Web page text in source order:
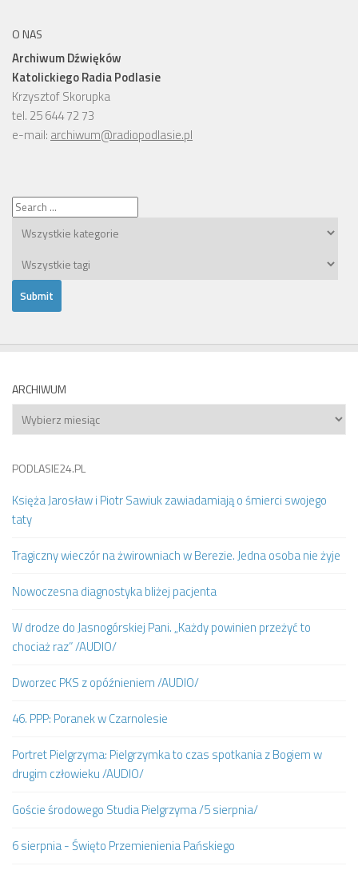
O NAS
Archiwum Dźwięków
Katolickiego Radia Podlasie
Krzysztof Skorupka
tel. 25 644 72 73
e-mail: archiwum@radiopodlasie.pl
ARCHIWUM
Archiwum
PODLASIE24.PL
Księża Jarosław i Piotr Sawiuk zawiadamiają o śmierci swojego
taty
Tragiczny wieczór na żwirowniach w Berezie. Jedna osoba nie żyje
Nowoczesna diagnostyka bliżej pacjenta
W drodze do Jasnogórskiej Pani. „Każdy powinien przeżyć to
chociaż raz” /AUDIO/
Dworzec PKS z opóźnieniem /AUDIO/
46. PPP: Poranek w Czarnolesie
Portret Pielgrzyma: Pielgrzymka to czas spotkania z Bogiem w
drugim człowieku /AUDIO/
Goście środowego Studia Pielgrzyma /5 sierpnia/
6 sierpnia - Święto Przemienienia Pańskiego